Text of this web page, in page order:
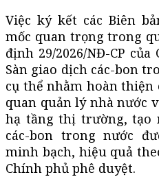
Việc ký kết các Biên
mốc quan trọng trong
định 29/2026/NĐ-CP
Sàn giao dịch các-bon
cụ thể nhằm hoàn thiện
quan quản lý nhà nước
hạ tầng thị trường, tạo
các-bon trong nước
minh bạch, hiệu quả
Chính phủ phê duyệt.